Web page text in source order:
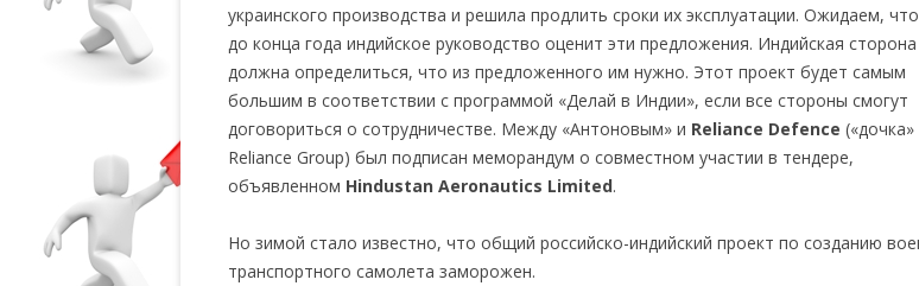
украинского производства и решила продлить сроки их эксплуатации. Ожидаем, что
до конца года индийское руководство оценит эти предложения. Индийская сторона
должна определиться, что из предложенного им нужно. Этот проект будет самым
большим в соответствии с программой «Делай в Индии», если все стороны смогут
договориться о сотрудничестве. Между «Антоновым» и Reliance Defence («дочка»
Reliance Group) был подписан меморандум о совместном участии в тендере,
объявленном Hindustan Aeronautics Limited.
Но зимой стало известно, что общий российско-индийский проект по созданию
транспортного самолета заморожен.